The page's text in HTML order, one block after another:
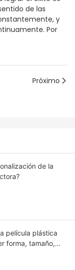
de las
y
Por
Próximo
de la
película plástica
forma, tamaño,